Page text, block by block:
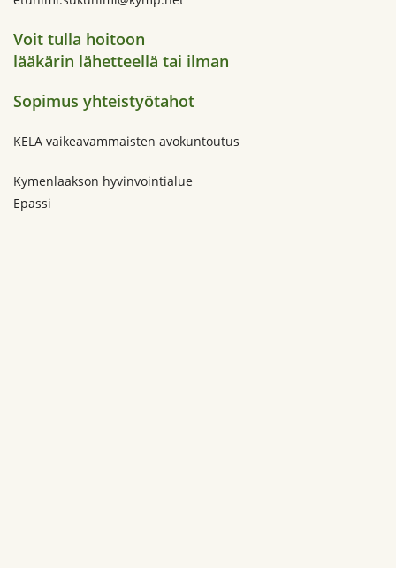
Voit tulla hoitoon
lääkärin lähetteellä tai ilman
Sopimus yhteistyötahot
KELA vaikeavammaisten avokuntoutus
Kymenlaakson hyvinvointialue
Epassi